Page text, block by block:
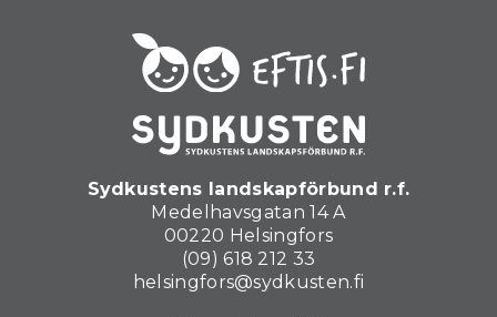
Sydkustens landskapförbund r.f.
Medelhavsgatan 14 A
00220 Helsingfors
(09) 618 212 33
helsingfors@sydkusten.fi